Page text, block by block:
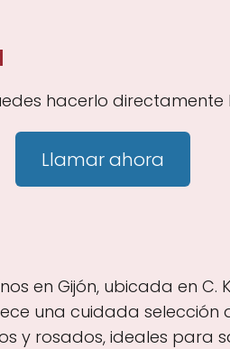
hacerlo
Llamar ahora
en Gijón, ubicada en C.
una cuidada
y rosados, ideales para